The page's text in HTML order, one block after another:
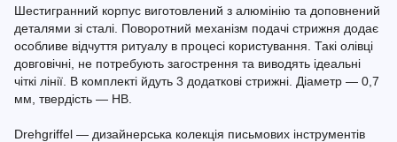
Шестигранний корпус виготовлений з алюмінію та доповнений
деталями зі сталі. Поворотний механізм подачі стрижня додає
особливе відчуття ритуалу в процесі користування. Такі олівці
довговічні, не потребують загострення та виводять ідеальні
чіткі лінії. В комплекті йдуть 3 додаткові стрижні. Діаметр — 0,7
мм, твердість — HB.
Drehgriffel — дизайнерська колекція письмових інструментів